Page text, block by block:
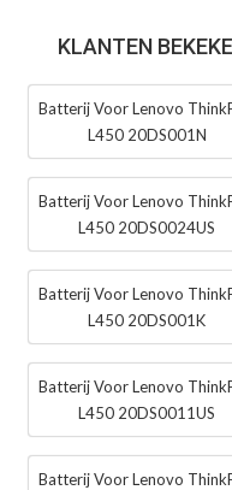
KLANTEN
Batterij Voor Lenovo
L450 20DS001N
Batterij Voor Lenovo
L450 20DS0024US
Batterij Voor Lenovo
L450 20DS001K
Batterij Voor Lenovo
L450 20DS0011US
Batterij Voor Lenovo